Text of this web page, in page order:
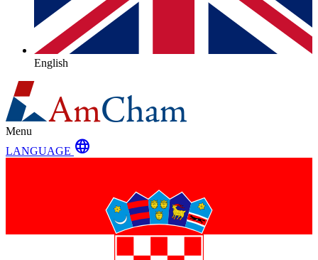
English
Menu
LANGUAGE language